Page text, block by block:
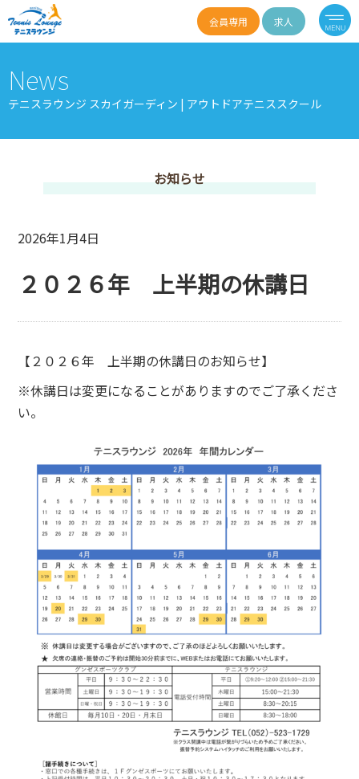
会員専用 求人
News
テニスラウンジ スカイガーディン | アウトドアテニススクール
お知らせ
2026年1月4日
２０２６年 上半期の休講日
【２０２６年 上半期の休講日のお知らせ】
※休講日は変更になることがありますのでご了承くださ
い。